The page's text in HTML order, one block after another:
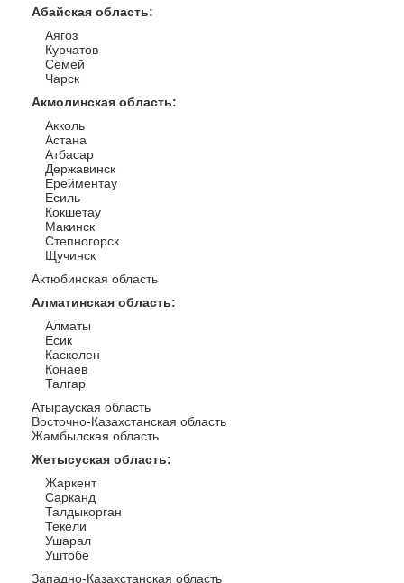
Абайская область:
Аягоз
Курчатов
Семей
Чарск
Акмолинская область:
Акколь
Астана
Атбасар
Державинск
Ерейментау
Есиль
Кокшетау
Макинск
Степногорск
Щучинск
Актюбинская область
Алматинская область:
Алматы
Есик
Каскелен
Конаев
Талгар
Атырауская область
Восточно-Казахстанская область
Жамбылская область
Жетысуская область:
Жаркент
Сарканд
Талдыкорган
Текели
Ушарал
Уштобе
Западно-Казахстанская область